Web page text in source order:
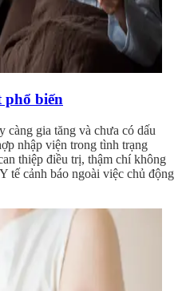
phổ biến
càng gia tăng và chưa có dấu
nhập viện trong tình trạng
thiệp điều trị, thậm chí không
tế cảnh báo ngoài việc chủ động